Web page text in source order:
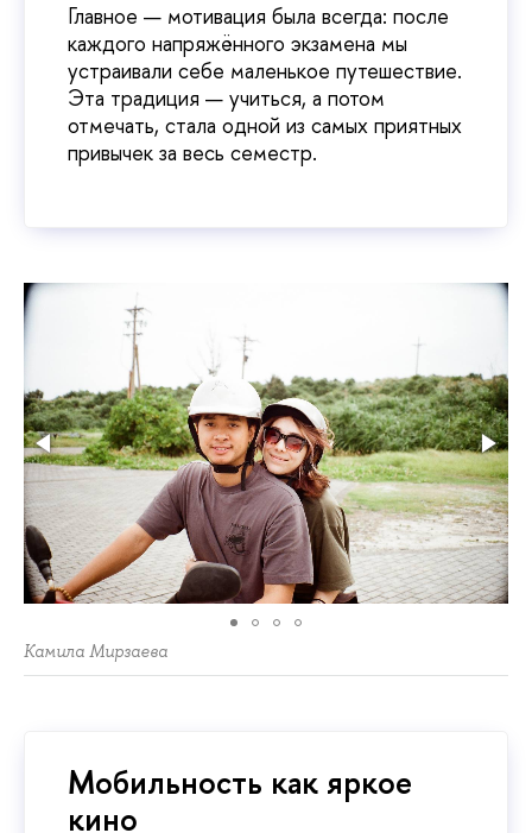
Главное — мотивация была всегда: после
каждого напряжённого экзамена мы
устраивали себе маленькое путешествие.
Эта традиция — учиться, а потом
отмечать, стала одной из самых приятных
привычек за весь семестр.
Камила Мирзаева
Мобильность как яркое
кино